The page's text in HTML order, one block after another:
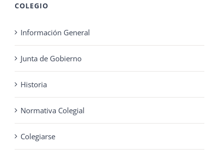
COLEGIO
Información General
Junta de Gobierno
Historia
Normativa Colegial
Colegiarse